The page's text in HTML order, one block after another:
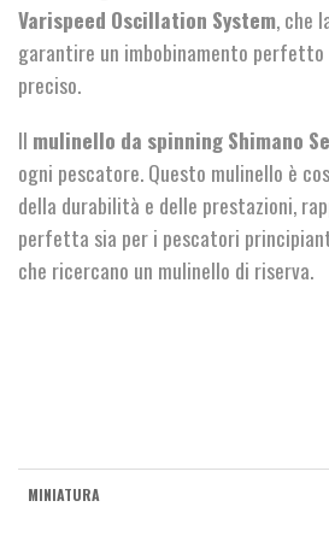
Varispeed Oscillation System, che
garantire un imbobinamento
preciso.
Il mulinello da spinning Shimano
ogni pescatore. Questo mulinello è
della durabilità e delle prestazioni,
perfetta sia per i pescatori
che ricercano un mulinello di riserva.